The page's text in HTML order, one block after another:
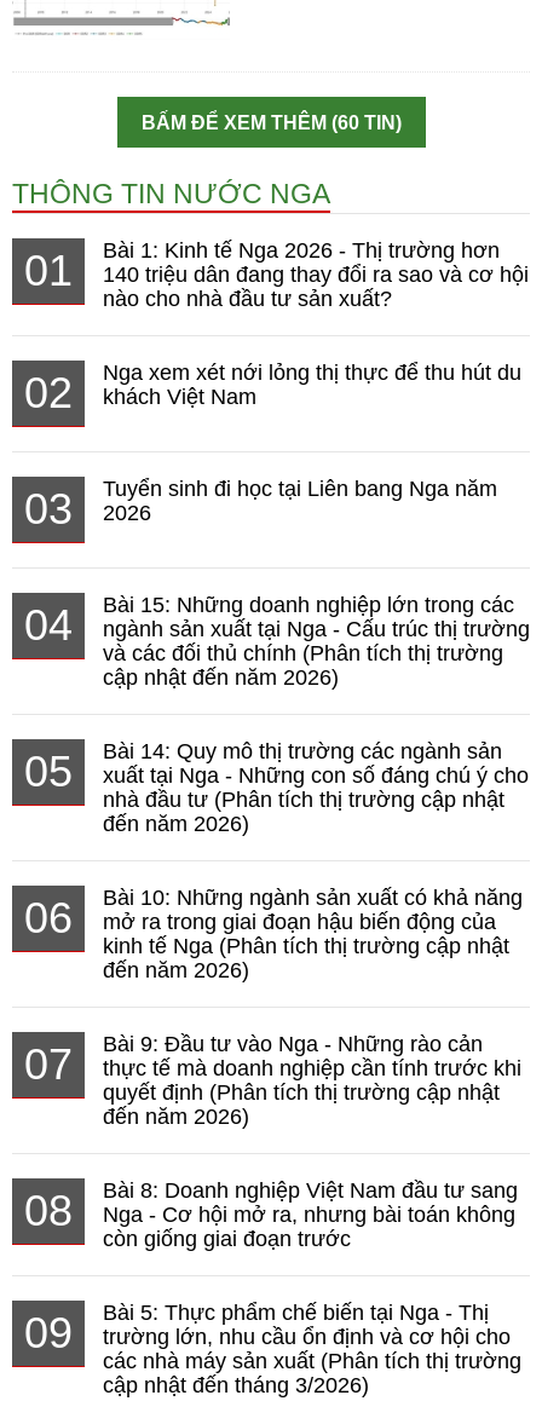
BẤM ĐỂ XEM THÊM (60 TIN)
THÔNG TIN NƯỚC NGA
01
Bài 1: Kinh tế Nga 2026 - Thị trường hơn
140 triệu dân đang thay đổi ra sao và cơ hội
nào cho nhà đầu tư sản xuất?
02
Nga xem xét nới lỏng thị thực để thu hút du
khách Việt Nam
03
Tuyển sinh đi học tại Liên bang Nga năm
2026
04
Bài 15: Những doanh nghiệp lớn trong các
ngành sản xuất tại Nga - Cấu trúc thị trường
và các đối thủ chính (Phân tích thị trường
cập nhật đến năm 2026)
05
Bài 14: Quy mô thị trường các ngành sản
xuất tại Nga - Những con số đáng chú ý cho
nhà đầu tư (Phân tích thị trường cập nhật
đến năm 2026)
06
Bài 10: Những ngành sản xuất có khả năng
mở ra trong giai đoạn hậu biến động của
kinh tế Nga (Phân tích thị trường cập nhật
đến năm 2026)
07
Bài 9: Đầu tư vào Nga - Những rào cản
thực tế mà doanh nghiệp cần tính trước khi
quyết định (Phân tích thị trường cập nhật
đến năm 2026)
08
Bài 8: Doanh nghiệp Việt Nam đầu tư sang
Nga - Cơ hội mở ra, nhưng bài toán không
còn giống giai đoạn trước
09
Bài 5: Thực phẩm chế biến tại Nga - Thị
trường lớn, nhu cầu ổn định và cơ hội cho
các nhà máy sản xuất (Phân tích thị trường
cập nhật đến tháng 3/2026)